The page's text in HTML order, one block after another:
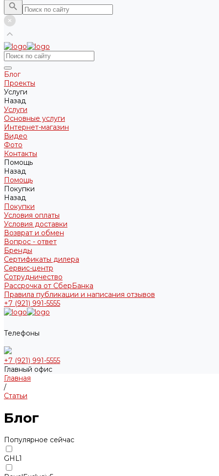
Блог
Проекты
Услуги
Назад
Услуги
Основные услуги
Интернет-магазин
Видео
Фото
Контакты
Помощь
Назад
Помощь
Покупки
Назад
Покупки
Условия оплаты
Условия доставки
Возврат и обмен
Вопрос - ответ
Бренды
Сертификаты дилера
Сервис-центр
Сотрудничество
Рассрочка от СберБанка
Правила публикации и написания отзывов
+7 (921) 991-5555
Телефоны
+7 (921) 991-5555
Главный офис
Главная
/
Статьи
Блог
Популярное сейчас
GHL 1